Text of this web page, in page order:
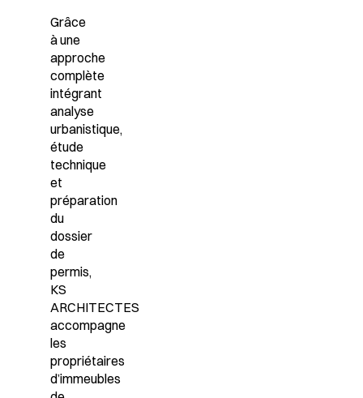
Grâce
à une
approche
complète
intégrant
analyse
urbanistique,
étude
technique
et
préparation
du
dossier
de
permis,
KS
ARCHITECTES
accompagne
les
propriétaires
d’immeubles